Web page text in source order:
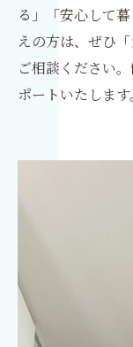
る」「安心して
えの方は、ぜひ
ご相談ください
ポートいたします。